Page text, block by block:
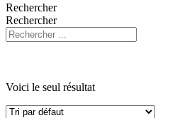
Rechercher
Rechercher
Voici le seul résultat